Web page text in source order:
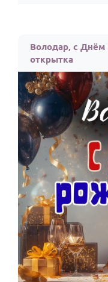
Володар, с
открытка